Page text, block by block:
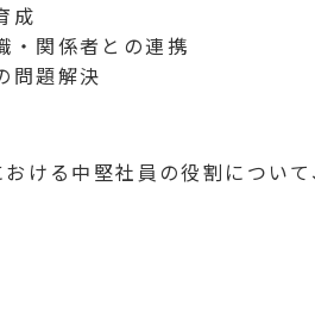
成
・関係者との連携
問題解決
ける中堅社員の役割について